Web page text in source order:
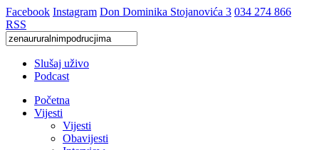
Facebook Instagram Don Dominika Stojanovića 3 034 274 866
RSS
Slušaj uživo
Podcast
Početna
Vijesti
Vijesti
Obavijesti